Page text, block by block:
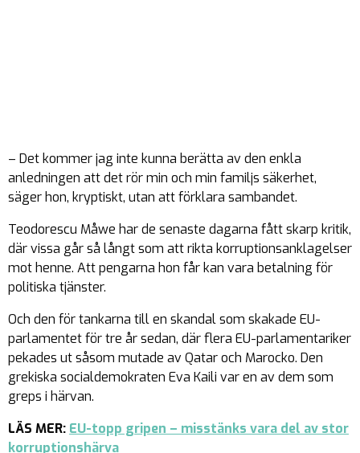
– Det kommer jag inte kunna berätta av den enkla
anledningen att det rör min och min familjs säkerhet,
säger hon, kryptiskt, utan att förklara sambandet.
Teodorescu Måwe har de senaste dagarna fått skarp kritik,
där vissa går så långt som att rikta korruptionsanklagelser
mot henne. Att pengarna hon får kan vara betalning för
politiska tjänster.
Och den för tankarna till en skandal som skakade EU-
parlamentet för tre år sedan, där flera EU-parlamentariker
pekades ut såsom mutade av Qatar och Marocko. Den
grekiska socialdemokraten Eva Kaili var en av dem som
greps i härvan.
LÄS MER: EU-topp gripen – misstänks vara del av stor
korruptionshärva